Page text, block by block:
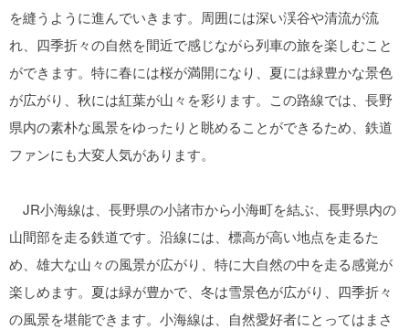
を縫うように進んでいきます。周囲には深い渓谷や清流が流
れ、四季折々の自然を間近で感じながら列車の旅を楽しむこと
ができます。特に春には桜が満開になり、夏には緑豊かな景色
が広がり、秋には紅葉が山々を彩ります。この路線では、長野
県内の素朴な風景をゆったりと眺めることができるため、鉄道
ファンにも大変人気があります。
JR小海線は、長野県の小諸市から小海町を結ぶ、長野県内の
山間部を走る鉄道です。沿線には、標高が高い地点を走るた
め、雄大な山々の風景が広がり、特に大自然の中を走る感覚が
楽しめます。夏は緑が豊かで、冬は雪景色が広がり、四季折々
の風景を堪能できます。小海線は、自然愛好者にとってはまさ